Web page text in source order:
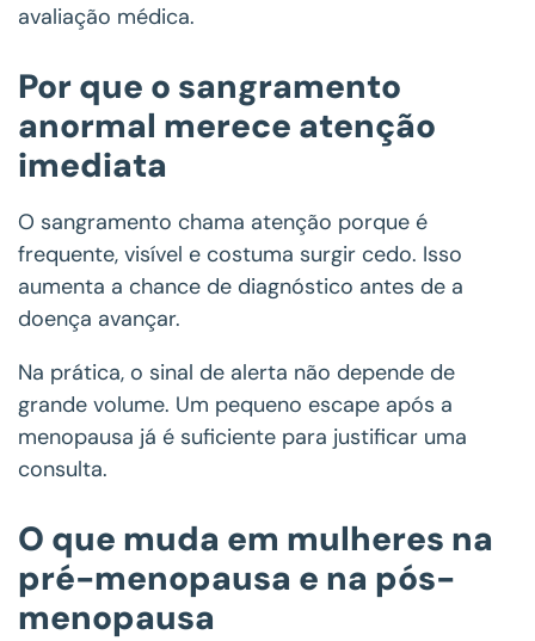
avaliação médica.
Por que o sangramento
anormal merece atenção
imediata
O sangramento chama atenção porque é
frequente, visível e costuma surgir cedo. Isso
aumenta a chance de diagnóstico antes de a
doença avançar.
Na prática, o sinal de alerta não depende de
grande volume. Um pequeno escape após a
menopausa já é suficiente para justificar uma
consulta.
O que muda em mulheres na
pré-menopausa e na pós-
menopausa